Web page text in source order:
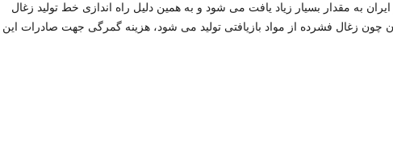
به مقدار بسیار زیاد یافت می شود و به همین دلیل راه اندازی خط تولید زغال
چون زغال فشرده از مواد بازیافتی تولید می شود، هزینه گمرگی جهت صادرات این